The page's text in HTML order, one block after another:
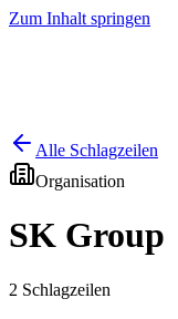
Zum Inhalt springen
Alle Schlagzeilen
Organisation
SK Group
2 Schlagzeilen